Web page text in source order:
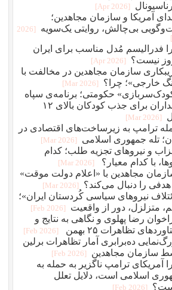
[2026 Apr]
آمریکا و سازمان مجاهدین؛
بی‌چالش، روایتی یک‌سویه
[2026
فدرالیسم مُدل مناسب برای ایران
نیست؟
[2026 Apr]
سازمان مجاهدین در مخالفت با
خارجی»؛ چرا؟
[2026 Mar]
حکومتی؛ برنامه‌ی سپاه
پاسداران برای جذب کودکان بالای ۱۲
[2026 Mar]
ترامپ به زیرساخت‌های اقتصادی در
تله جمهوری اسلامی
[2026 Mar]
و نیروهای تجزیه طلب؛ کدام
با کدام معیار؟
[2026 Mar]
مجاهدین با «اعلام دولت موقت»
را دنبال می‌کند؟
[2026 Mar]
نیروهای سیاسی کُردستان ایران»؛
متزلزل، دور از واقعیت
[2026 Feb]
رضا پهلوی و نگاهی به نتایج و
تظاهرات ۲۵ بهمن
[2026 Feb]
ده‌برابری آمار تظاهرات برلین
سازمان مجاهدین
[2026 Feb]
آمریکای ترامپ ناگزیر به حمله به
اسلامی است، دلایل تعلل
[2026 Feb]